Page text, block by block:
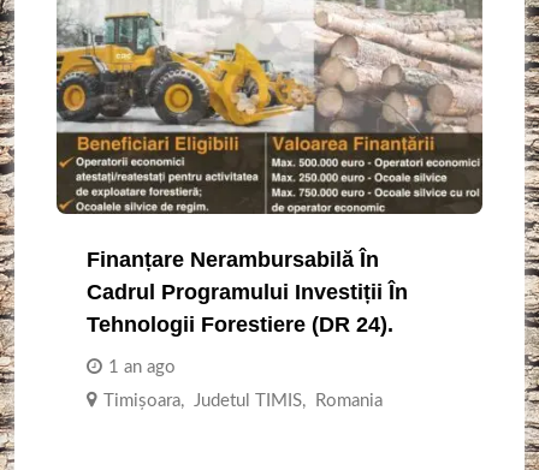
Finanțare Nerambursabilă În
Cadrul Programului Investiții În
Tehnologii Forestiere (DR 24).
1 an ago
Timişoara, Judetul TIMIS, Romania